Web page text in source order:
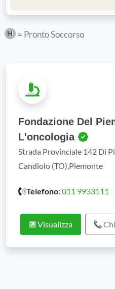
= Pronto Soccorso
Fondazione Del
L'oncologia
Strada Provinciale 142 Di
Candiolo (TO),Piemonte
Telefono: 011 9933111
Visualizza